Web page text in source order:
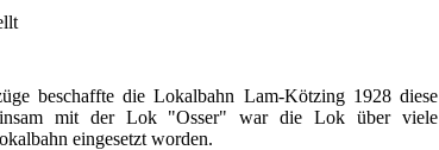
beschaffte die Lokalbahn Lam-Kötzing 1928 diese
mit der Lok "Osser" war die Lok über viele
eingesetzt worden.